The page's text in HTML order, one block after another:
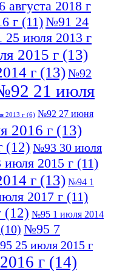
2018 г
г (11)№91 24
июля 2013 г
2015 г (13)
г (13)№92
21 июля
2013 г (6) №92 27 июня
2016 г (13)
(12) №93 30 июля
2015 г (11)
г (13) №94 1
2017 г (11)
(12) №95 1 июля 2014
(10) №95 7
25 июля 2015 г
г (14)